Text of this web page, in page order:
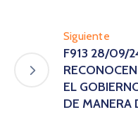
Siguiente
F913 28/09/
EL
DE MANERA